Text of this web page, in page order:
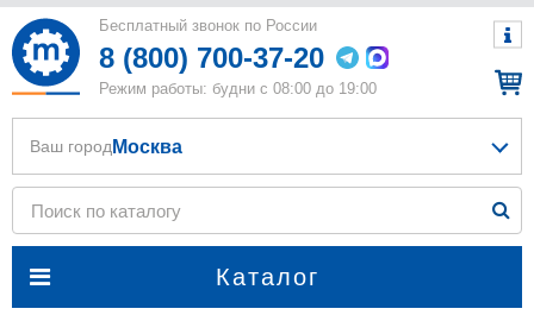
Бесплатный звонок по России
8 (800) 700-37-20
Режим работы: будни с 08:00 до 19:00
Каталог
Ваш город Москва